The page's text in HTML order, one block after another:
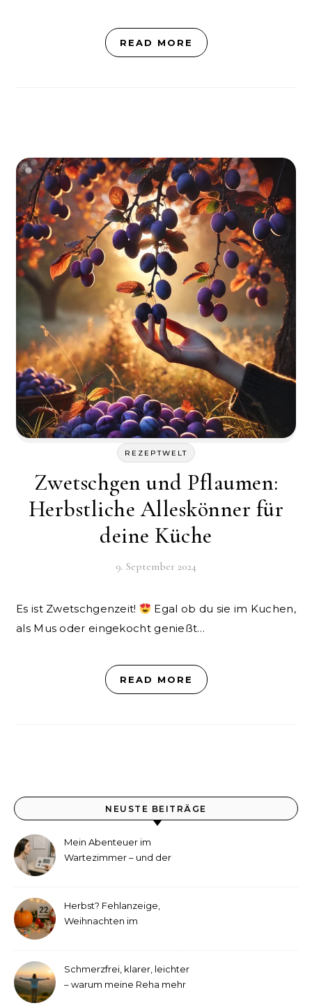
READ MORE
REZEPTWELT
Zwetschgen und Pflaumen:
Herbstliche Alleskönner für
deine Küche
9. September 2024
Es ist Zwetschgenzeit!
Egal ob du sie im Kuchen,
als Mus oder eingekocht genießt…
READ MORE
NEUSTE BEITRÄGE
Mein Abenteuer im
Wartezimmer – und der
Herbst? Fehlanzeige,
Weihnachten im
Schmerzfrei, klarer, leichter
– warum meine Reha mehr